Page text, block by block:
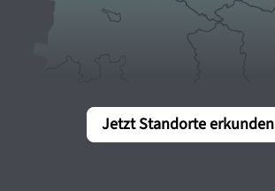
Jetzt Standorte erkunden